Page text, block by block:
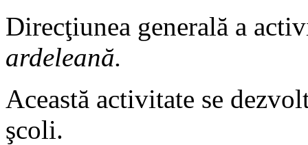
Direcţiunea generală a
ardeleană.
Această activitate se
şcoli.